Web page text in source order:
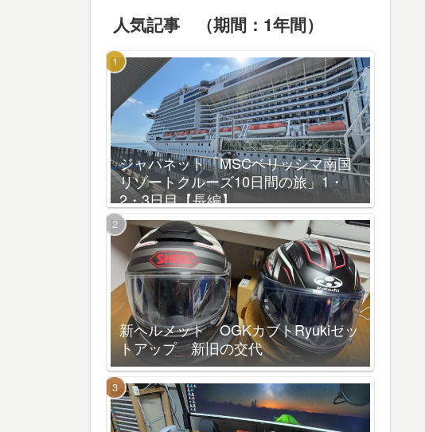
人気記事 （期間：1年間）
ジャパネット「MSCベリッシマ南国
リゾートクルーズ10日間の旅」1・
2・3日目【長編】
新ヘルメット OGKカブトRyukiセッ
トアップ 新旧の交代